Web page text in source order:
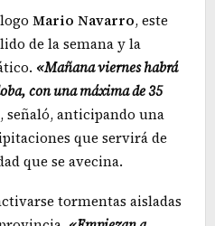
Mario Navarro, este
de la semana y la
«Mañana viernes habrá
con una máxima de 35
, señaló, anticipando una
que servirá de
que se avecina.
tormentas aisladas